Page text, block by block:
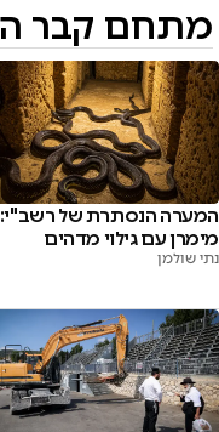
מתחם קבר
המערה הנסתרת של רשב"י:
מימרן עם גילוי מדהים
נתי שולמן